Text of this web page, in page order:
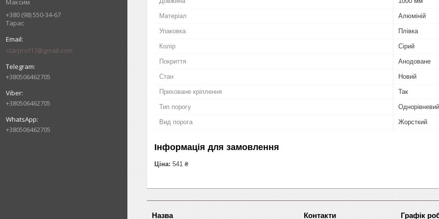
Максим
+380 (98) 550-34-67
Тарас
starprof17@gmail.com
+380506462705
+380506462705
+380506462705
Матеріал Алюміній
Упаковка Плівка
Колір Сірий
Покриття Анодоване
Стан Новий
Приховане кріплення Так
Тип порогу Однорівневий
Вид порога Жорсткий
Інформація для замовлення
Ціна: 541 ₴
Графік